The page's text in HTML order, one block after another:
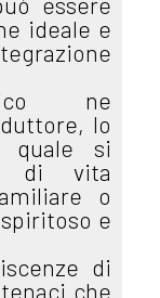
ideale e
ne
lo
quale si
di vita
o
e
di
che